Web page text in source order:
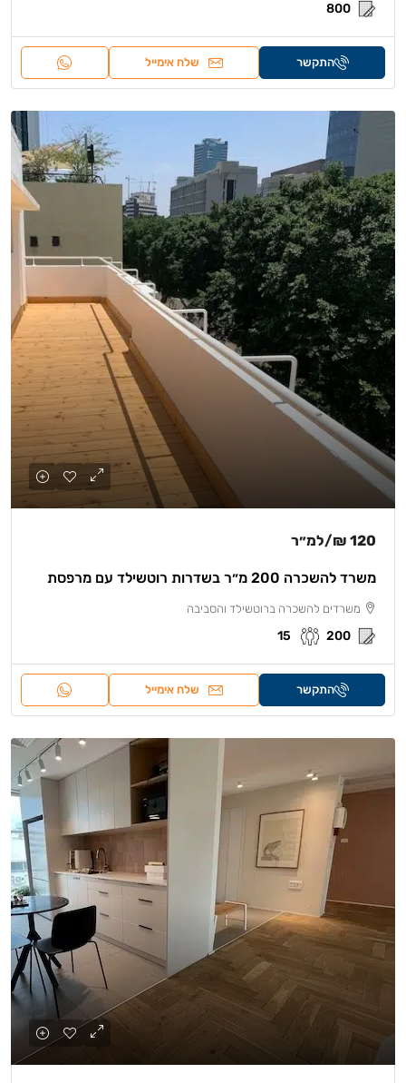
800
התקשר שלח אימייל
120 ₪ /למ״ר
משרד להשכרה 200 מ״ר בשדרות רוטשילד עם מרפסת
משרדים להשכרה ברוטשילד והסביבה
200
15
התקשר שלח אימייל